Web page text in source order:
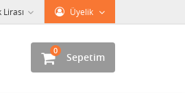
Üyelik
Lirası
Sepetim
0